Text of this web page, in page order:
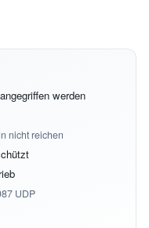
werden
nicht reichen
UDP